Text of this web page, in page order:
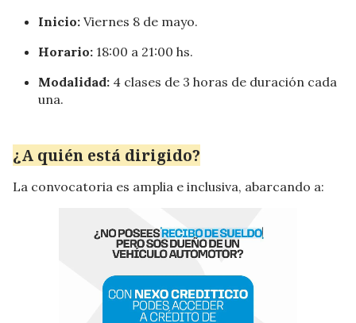
Inicio: Viernes 8 de mayo.
Horario: 18:00 a 21:00 hs.
Modalidad: 4 clases de 3 horas de duración cada
una.
¿A quién está dirigido?
La convocatoria es amplia e inclusiva, abarcando a: